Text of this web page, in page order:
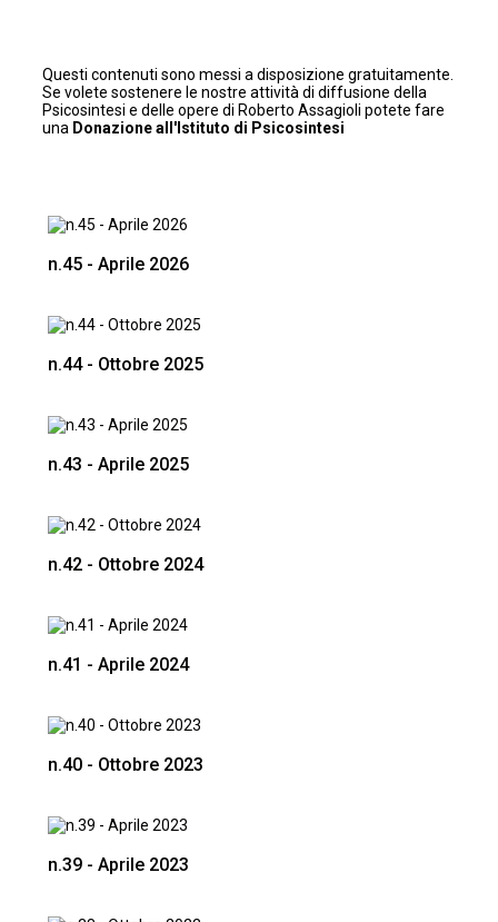
Questi contenuti sono messi a disposizione gratuitamente.
Se volete sostenere le nostre attività di diffusione della
Psicosintesi e delle opere di Roberto Assagioli potete fare
una Donazione all'Istituto di Psicosintesi
n.45 - Aprile 2026
n.44 - Ottobre 2025
n.43 - Aprile 2025
n.42 - Ottobre 2024
n.41 - Aprile 2024
n.40 - Ottobre 2023
n.39 - Aprile 2023